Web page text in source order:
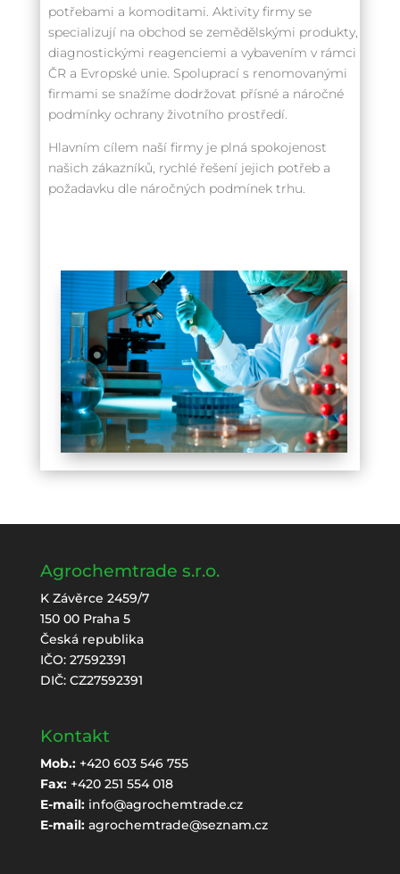
potřebami a komoditami. Aktivity firmy se
specializují na obchod se zemědělskými produkty,
diagnostickými reagenciemi a vybavením v rámci
ČR a Evropské unie. Spoluprací s renomovanými
firmami se snažíme dodržovat přísné a náročné
podmínky ochrany životního prostředí.
Hlavním cílem naší firmy je plná spokojenost
našich zákazníků, rychlé řešení jejich potřeb a
požadavku dle náročných podmínek trhu.
Agrochemtrade s.r.o.
K Závěrce 2459/7
150 00 Praha 5
Česká republika
IČO: 27592391
DIČ: CZ27592391
Kontakt
Mob.:+420 603 546 755
Fax:+420 251 554 018
E-mail: info@agrochemtrade.cz
E-mail: agrochemtrade@seznam.cz